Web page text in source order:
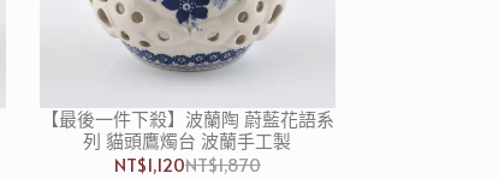
【最後一件下殺】波蘭陶 蔚藍花語系
列 貓頭鷹燭台 波蘭手工製
NT$1,120NT$1,870